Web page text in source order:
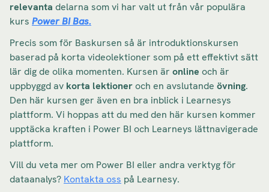
relevanta delarna som vi har valt ut från vår populära
kurs Power BI Bas.
Precis som för Baskursen så är introduktionskursen
baserad på korta videolektioner som på ett effektivt sätt
lär dig de olika momenten. Kursen är online och är
uppbyggd av korta lektioneroch en avslutande övning.
Den här kursen ger även en bra inblick i Learnesys
plattform. Vi hoppas att du med den här kursen kommer
upptäcka kraften i Power BI och Learneys lättnavigerade
plattform.
Vill du veta mer om Power BI eller andra verktyg för
dataanalys? Kontakta oss på Learnesy.